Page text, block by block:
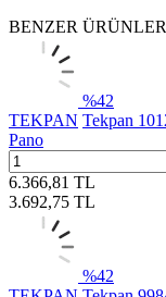
BENZER ÜRÜNLER
%42
TEKPAN Tekpan
Pano
6.366,81 TL
3.692,75 TL
%42